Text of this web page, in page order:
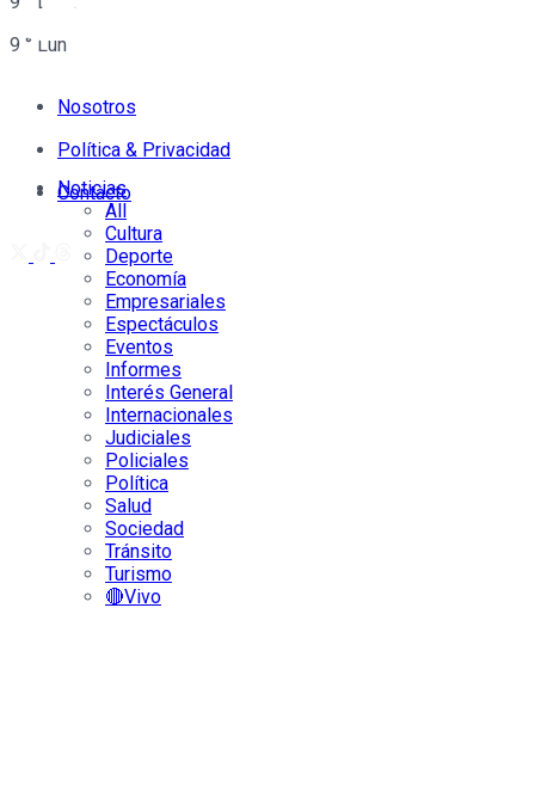
9 ° Lun
Nosotros
Política & Privacidad
Contacto
Noticias
All
Cultura
Deporte
Economía
Empresariales
Espectáculos
Eventos
Informes
Interés General
Internacionales
Judiciales
Policiales
Política
Salud
Sociedad
Tránsito
Turismo
🔴Vivo